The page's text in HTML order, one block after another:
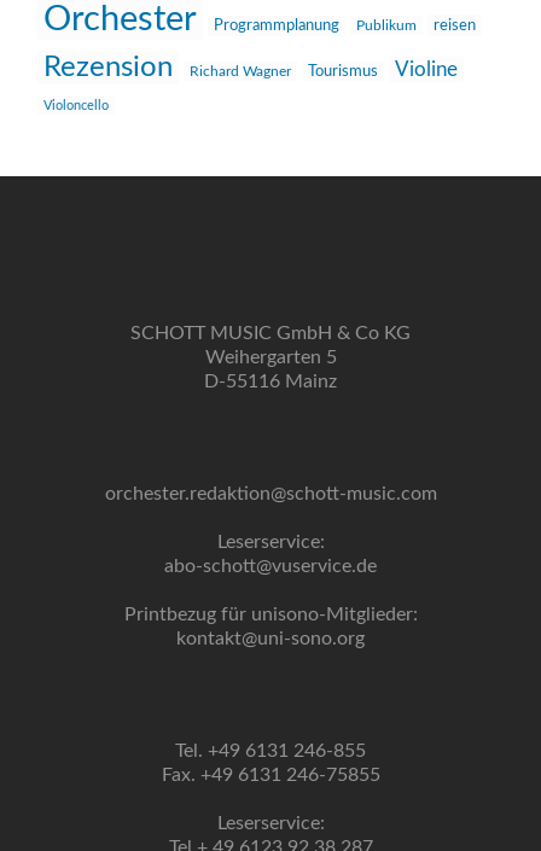
Orchester Programmplanung Publikum reisen
Rezension Richard Wagner Tourismus Violine
Violoncello
SCHOTT MUSIC GmbH & Co KG
Weihergarten 5
D-55116 Mainz
orchester.redaktion@schott-music.com
Leserservice:
abo-schott@vuservice.de
Printbezug für unisono-Mitglieder:
kontakt@uni-sono.org
Tel. +49 6131 246-855
Fax. +49 6131 246-75855
Leserservice: